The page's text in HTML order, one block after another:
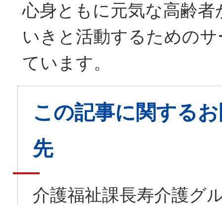
心身ともに元気な高齢者
いきと活動するための
ています。
この記事に関する
先
介護福祉課長寿介護グ